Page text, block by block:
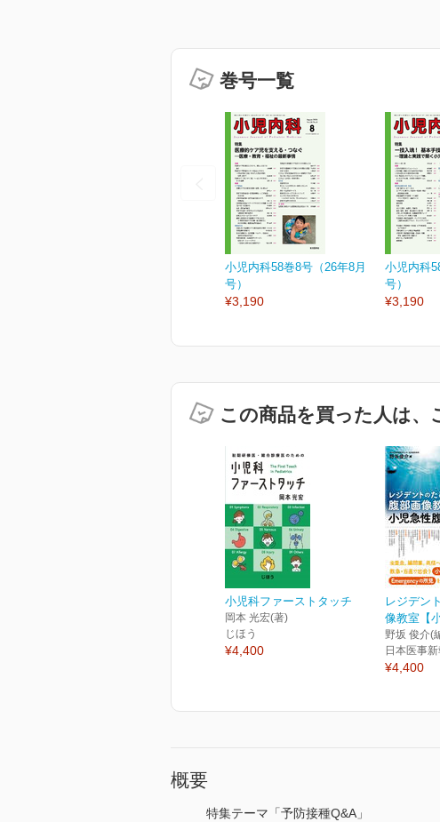
巻号一覧
小児内科58巻8号（26年8月
号）
¥3,190
小児内科
号）
¥3,190
この商品を買った人は、
小児科ファーストタッチ
岡本 光宏(著)
じほう
¥4,400
レジデン
像教室【
野坂 俊介(
日本医事
¥4,400
概要
特集テーマ「予防接種Q&A」